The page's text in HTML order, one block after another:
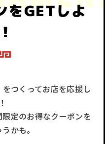
をGETしよ
つくってお店を応援し
定のお得なクーポンを
かも。